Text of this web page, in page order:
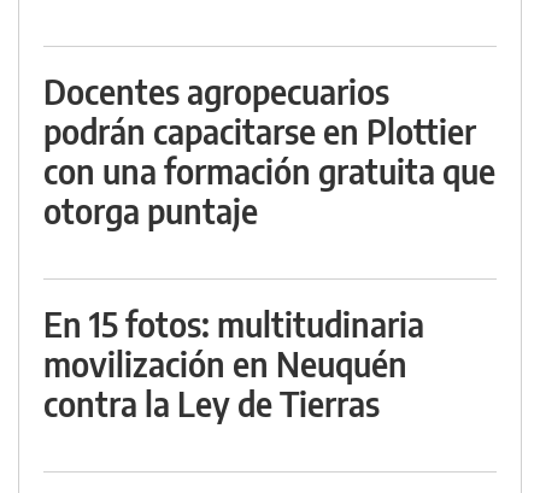
Docentes agropecuarios
podrán capacitarse en Plottier
con una formación gratuita que
otorga puntaje
En 15 fotos: multitudinaria
movilización en Neuquén
contra la Ley de Tierras